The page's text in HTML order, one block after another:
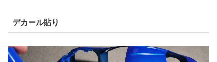
デカール貼り